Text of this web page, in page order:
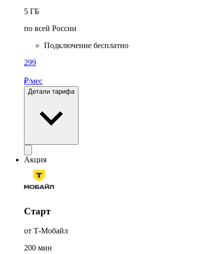
5 ГБ
по всей России
Подключение бесплатно
299
₽/мес
Детали тарифа
Акция
Старт
от Т-Мобайл
200 мин